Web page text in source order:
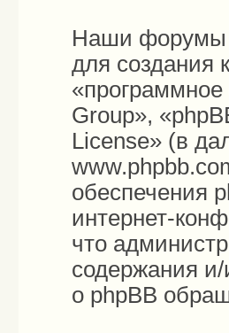
Наши форумы
для создания
Group»,
License» (в
обеспечения
интернет-
что
содержания
о phpBB